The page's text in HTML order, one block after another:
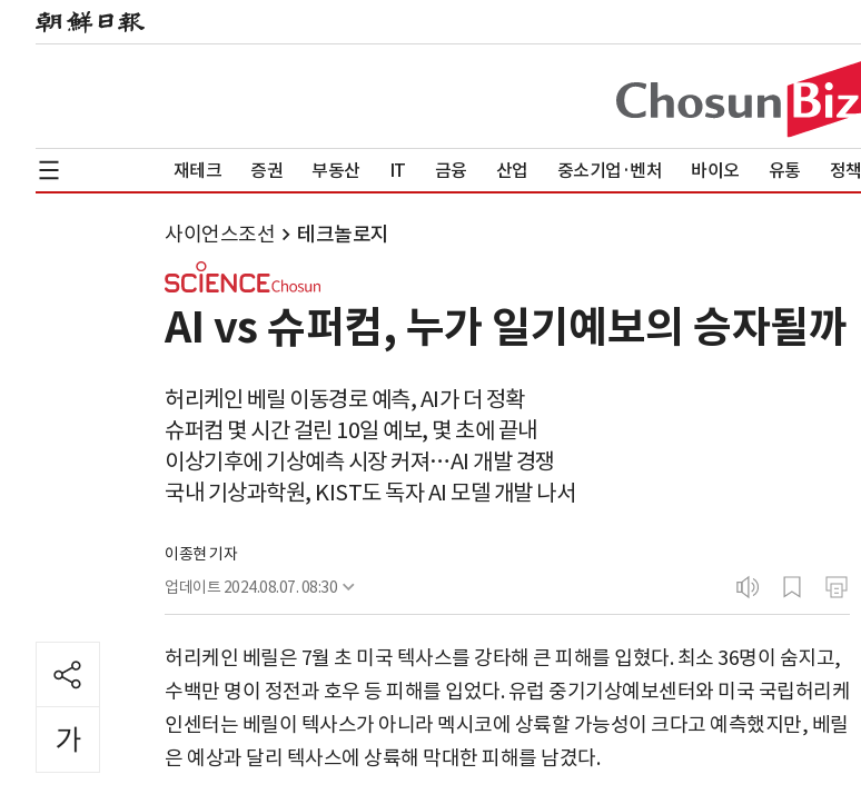
재테크 증권 부동산 IT 금융 산업 중소기업·벤처 바이오 유통 정책
사이언스조선 테크놀로지
AI vs 슈퍼컴, 누가 일기예보의 승자될까
허리케인 베릴 이동경로 예측, AI가 더 정확
슈퍼컴 몇 시간 걸린 10일 예보, 몇 초에 끝내
이상기후에 기상예측 시장 커져…AI 개발 경쟁
국내 기상과학원, KIST도 독자 AI 모델 개발 나서
이종현 기자
업데이트 2024.08.07. 08:30
허리케인 베릴은 7월 초 미국 텍사스를 강타해 큰 피해를 입혔다. 최소 36명이 숨지고,
수백만 명이 정전과 호우 등 피해를 입었다. 유럽 중기기상예보센터와 미국 국립허리케
인센터는 베릴이 텍사스가 아니라 멕시코에 상륙할 가능성이 크다고 예측했지만, 베릴
은 예상과 달리 텍사스에 상륙해 막대한 피해를 남겼다.